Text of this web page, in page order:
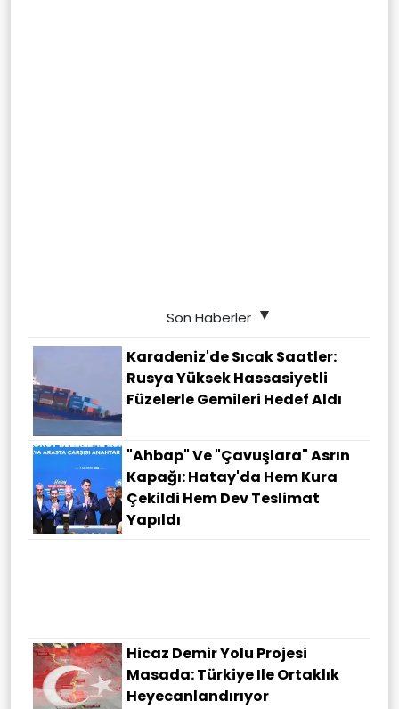
Son Haberler
Karadeniz'de Sıcak Saatler:
Rusya Yüksek Hassasiyetli
Füzelerle Gemileri Hedef Aldı
"Ahbap" Ve "çavuşlara" Asrın
Kapağı: Hatay'da Hem Kura
Çekildi Hem Dev Teslimat
Yapıldı
Hicaz Demir Yolu Projesi
Masada: Türkiye Ile Ortaklık
Heyecanlandırıyor